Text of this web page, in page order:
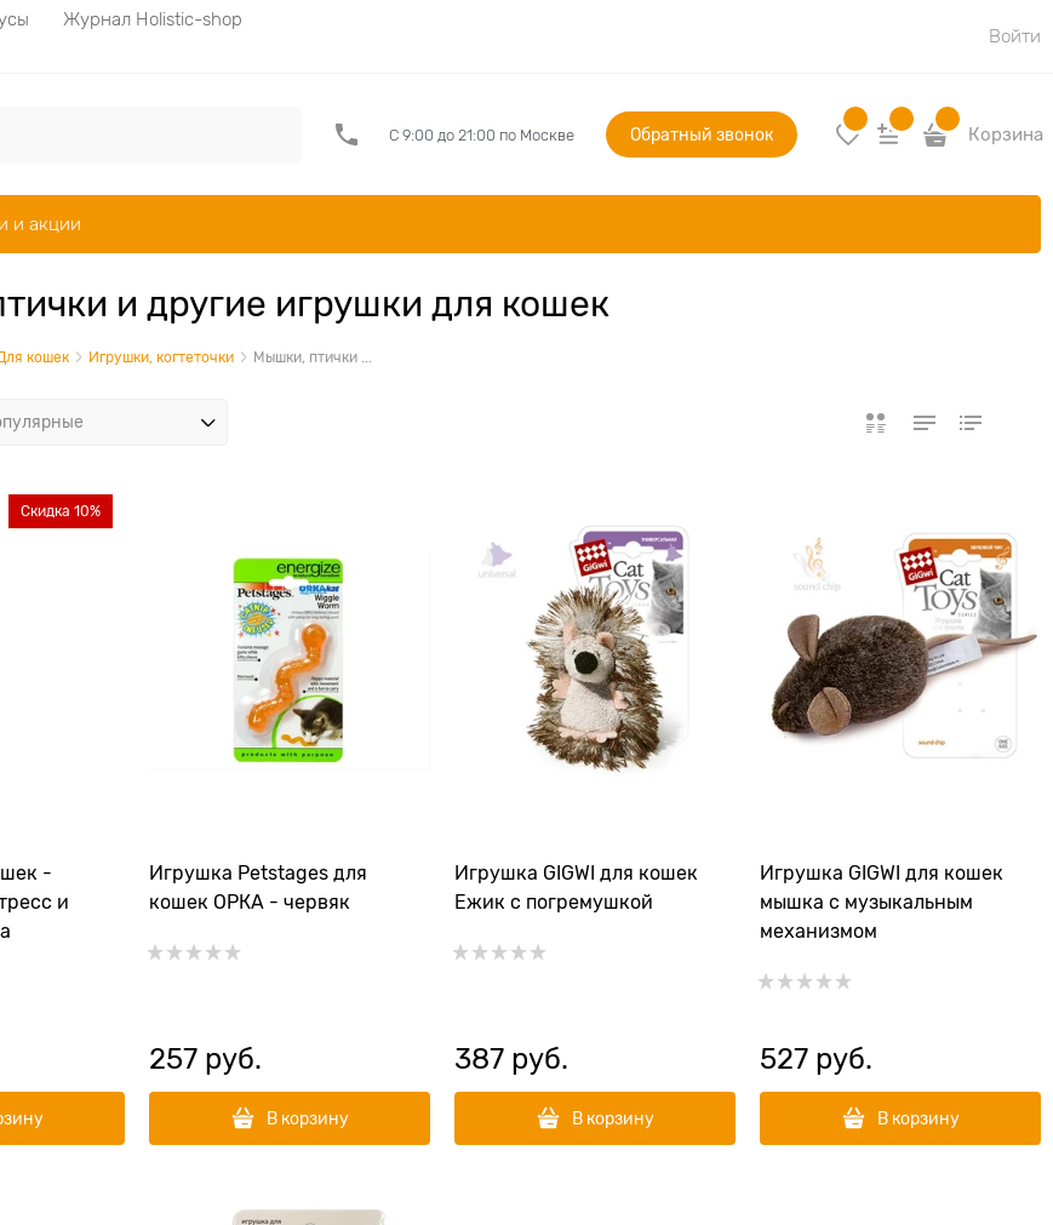
Журнал Holistic-shop
Войти
С 9:00 до 21:00 по Москве Обратный звонок Корзина
и акции
и другие игрушки для кошек
кошек Игрушки, когтеточки Мышки, птички ...
-
и
Скидка 10%
Игрушка Petstages для
кошек ОРКА - червяк
257 руб.
В корзину
Игрушка GIGWI для кошек
Ежик с погремушкой
387 руб.
В корзину
Игрушка GIGWI для кошек
мышка с музыкальным
механизмом
527 руб.
В корзину